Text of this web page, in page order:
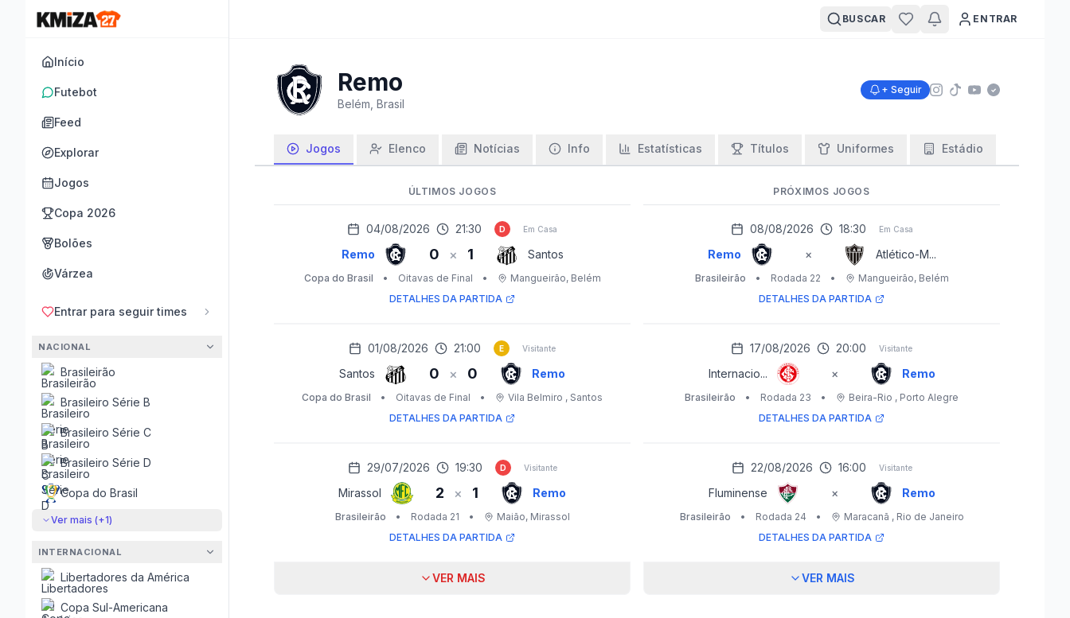
Início
Futebot
Feed
Explorar
Jogos
Copa 2026
Bolões
Várzea
Entrar para seguir times
NACIONAL
Brasileirão
Brasileiro Série B
Brasileiro Série C
Brasileiro Série D
Copa do Brasil
Ver mais (+1)
INTERNACIONAL
Libertadores da América
Copa Sul-Americana
BUSCAR ENTRAR
Remo
Belém, Brasil
+ Seguir
Jogos Elenco Notícias Info Estatísticas Títulos Uniformes Estádio
ÚLTIMOS JOGOS
04/08/2026 21:30 D Em Casa
Remo 0 × 1 Santos
Copa do Brasil • Oitavas de Final • Mangueirão, Belém
DETALHES DA PARTIDA
01/08/2026 21:00 E Visitante
Santos 0 × 0 Remo
Copa do Brasil • Oitavas de Final • Vila Belmiro , Santos
DETALHES DA PARTIDA
29/07/2026 19:30 D Visitante
Mirassol 2 × 1 Remo
Brasileirão • Rodada 21 • Maião, Mirassol
DETALHES DA PARTIDA
VER MAIS
PRÓXIMOS JOGOS
08/08/2026 18:30 Em Casa
Remo × Atlético-M...
Brasileirão • Rodada 22 • Mangueirão, Belém
DETALHES DA PARTIDA
17/08/2026 20:00 Visitante
Internacio... × Remo
Brasileirão • Rodada 23 • Beira-Rio , Porto Alegre
DETALHES DA PARTIDA
22/08/2026 16:00 Visitante
Fluminense × Remo
Brasileirão • Rodada 24 • Maracanã , Rio de Janeiro
DETALHES DA PARTIDA
VER MAIS